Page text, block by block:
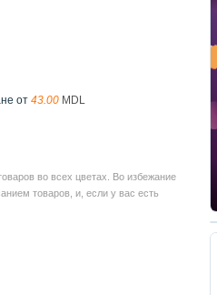
от 43.00 MDL
во всех цветах. Во избежание
товаров, и, если у вас есть